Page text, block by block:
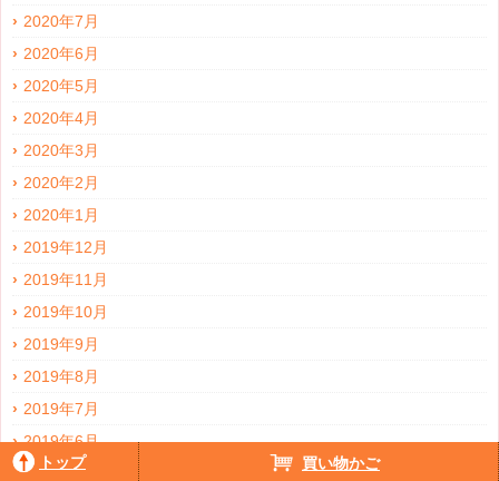
2020年7月
2020年6月
2020年5月
2020年4月
2020年3月
2020年2月
2020年1月
2019年12月
2019年11月
2019年10月
2019年9月
2019年8月
2019年7月
2019年6月
2019年5月
トップ 買い物かご